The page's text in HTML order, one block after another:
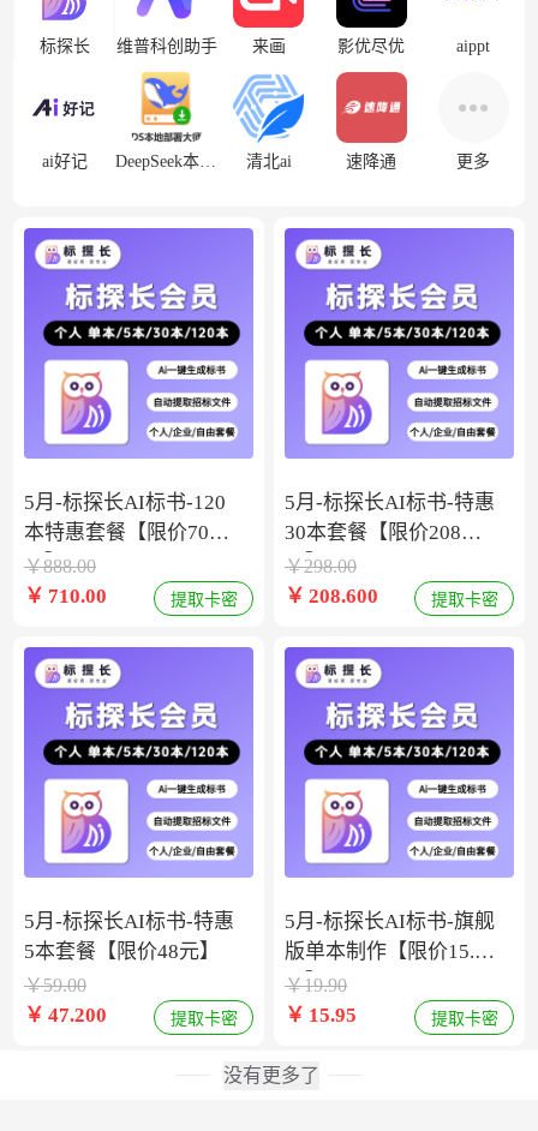
标探长 维普科创助手 来画 影优尽优 aippt
ai好记 DeepSeek本地部署 清北ai 速降通 更多
5月-标探长AI标书-120
本特惠套餐【限价708
元】
￥888.00
￥ 710.00 提取卡密
5月-标探长AI标书-特惠
5本套餐【限价48元】
￥59.00
￥ 47.200 提取卡密
5月-标探长AI标书-特惠
30本套餐【限价208
元】
￥298.00
￥ 208.600 提取卡密
5月-标探长AI标书-旗舰
版单本制作【限价15.9
元】
￥19.90
￥ 15.95 提取卡密
没有更多了